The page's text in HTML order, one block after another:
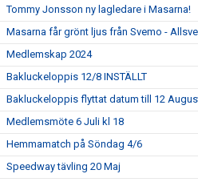
Tommy Jonsson ny lagledare i Masarna!
Masarna får grönt ljus från Svemo -
Medlemskap 2024
Bakluckeloppis 12/8 INSTÄLLT
Bakluckeloppis flyttat datum till 12
Medlemsmöte 6 Juli kl 18
Hemmamatch på Söndag 4/6
Speedway tävling 20 Maj